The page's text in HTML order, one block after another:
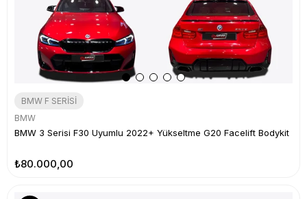
BMW F SERİSİ
BMW
BMW 3 Serisi F30 Uyumlu 2022+ Yükseltme G20 Facelift Bodykit
₺80.000,00